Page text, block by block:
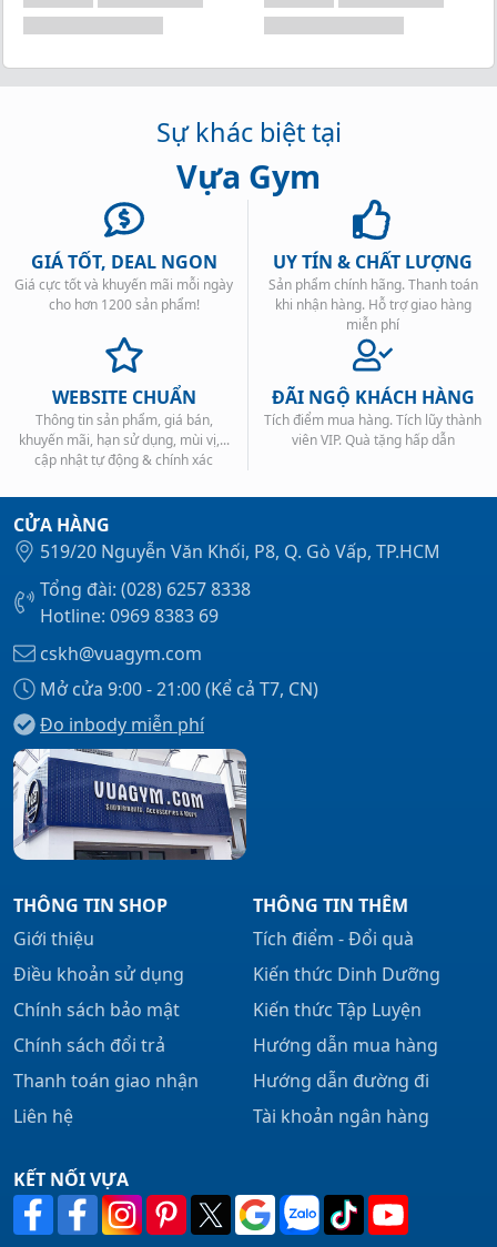
Sự khác biệt tại
Vựa Gym
GIÁ TỐT, DEAL NGON
Giá cực tốt và khuyến mãi mỗi ngày
cho hơn 1200 sản phẩm!
UY TÍN & CHẤT LƯỢNG
Sản phẩm chính hãng. Thanh toán
khi nhận hàng. Hỗ trợ giao hàng
miễn phí
WEBSITE CHUẨN
Thông tin sản phẩm, giá bán,
khuyến mãi, hạn sử dụng, mùi vị,...
cập nhật tự động & chính xác
ĐÃI NGỘ KHÁCH HÀNG
Tích điểm mua hàng. Tích lũy thành
viên VIP. Quà tặng hấp dẫn
CỬA HÀNG
519/20 Nguyễn Văn Khối, P8, Q. Gò Vấp, TP.HCM
Tổng đài: (028) 6257 8338
Hotline: 0969 8383 69
cskh@vuagym.com
Mở cửa 9:00 - 21:00 (Kể cả T7, CN)
Đo inbody miễn phí
THÔNG TIN SHOP
Giới thiệu
Điều khoản sử dụng
Chính sách bảo mật
Chính sách đổi trả
Thanh toán giao nhận
Liên hệ
THÔNG TIN THÊM
Tích điểm - Đổi quà
Kiến thức Dinh Dưỡng
Kiến thức Tập Luyện
Hướng dẫn mua hàng
Hướng dẫn đường đi
Tài khoản ngân hàng
KẾT NỐI VỰA